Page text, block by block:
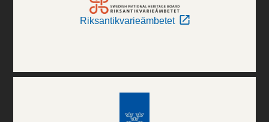
Riksantikvarieämbetet